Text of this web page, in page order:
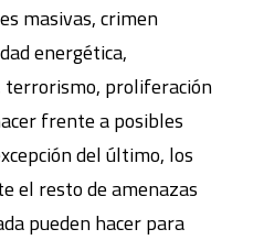
masivas, crimen
energética,
terrorismo, proliferación
frente a posibles
del último, los
el resto de amenazas
pueden hacer para